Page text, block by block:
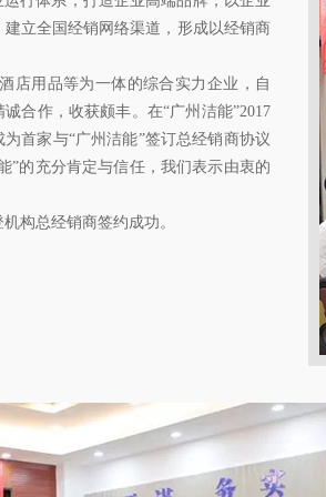
立全国经销网络渠道，形成以经销商
用品等为一体的综合实力企业，自
合作，收获颇丰。在“广州洁能”2017
首家与“广州洁能”签订总经销商协议
”的充分肯定与信任，我们表示由衷的
总经销商签约成功。